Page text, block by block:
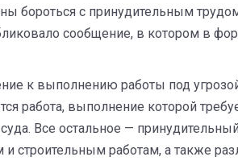
бороться с принудительным
сообщение, в котором в
к выполнению работы под
работа, выполнение которой
Все остальное —
строительным работам, а также